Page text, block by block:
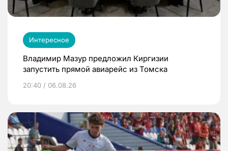
Интересное
Владимир Мазур предложил Киргизии
запустить прямой авиарейс из Томска
20:40 / 06.08.26